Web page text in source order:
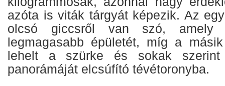
azóta is viták tárgyát képezik. Az
olcsó giccsről van szó, amely
legmagasabb épületét, míg a
lehelt a szürke és sokak
panorámáját elcsúfító tévétoronyba.